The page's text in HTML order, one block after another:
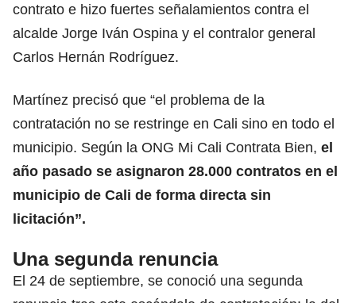
contrato e hizo fuertes señalamientos contra el
alcalde Jorge Iván Ospina y el contralor general
Carlos Hernán Rodríguez.
Martínez precisó que “el problema de la
contratación no se restringe en Cali sino en todo el
municipio. Según la ONG Mi Cali Contrata Bien, el
año pasado se asignaron 28.000 contratos en el
municipio de Cali de forma directa sin
licitación”.
Una segunda renuncia
El 24 de septiembre, se conoció una segunda